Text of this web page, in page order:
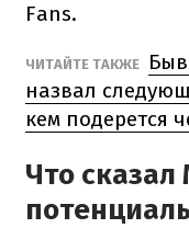
Fans.
ЧИТАЙТЕ ТАКЖЕ
назвал
кем подерется
Что